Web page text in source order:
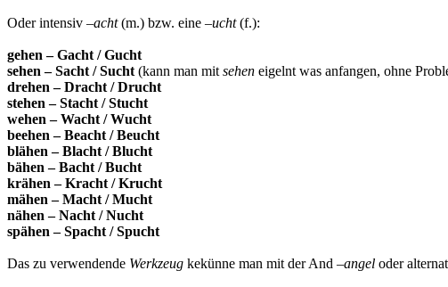
Oder intensiv –acht(m.) bzw. eine –ucht(f.):
gehen – Gacht / Gucht
sehen – Sacht / Sucht (kann man mit sehen eigelnt was anfangen, ohne
drehen – Dracht / Drucht
stehen – Stacht / Stucht
wehen – Wacht / Wucht
beehen – Beacht / Beucht
blähen – Blacht / Blucht
bähen – Bacht / Bucht
krähen – Kracht / Krucht
mähen – Macht / Mucht
nähen – Nacht / Nucht
spähen – Spacht / Spucht
Das zu verwendende Werkzeug kekünne man mit der And –angel oder